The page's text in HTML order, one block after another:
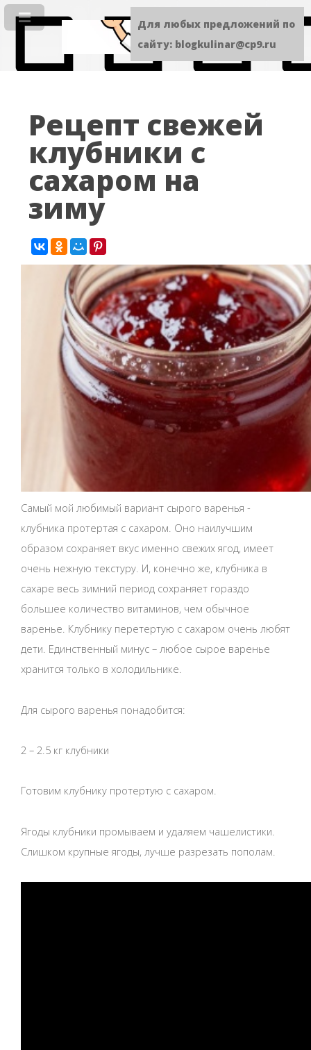
Рецепт свежей
клубники с
сахаром на
зиму
Самый мой любимый вариант сырого варенья -
клубника протертая с сахаром. Оно наилучшим
образом сохраняет вкус именно свежих ягод, имеет
очень нежную текстуру. И, конечно же, клубника в
сахаре весь зимний период сохраняет гораздо
большее количество витаминов, чем обычное
варенье. Клубнику перетертую с сахаром очень любят
дети. Единственный минус – любое сырое варенье
хранится только в холодильнике.
Для сырого варенья понадобится:
2 – 2.5 кг клубники
Готовим клубнику протертую с сахаром.
Ягоды клубники промываем и удаляем чашелистики.
Слишком крупные ягоды, лучше разрезать пополам.
Для любых предложений по
сайту: blogkulinar@cp9.ru